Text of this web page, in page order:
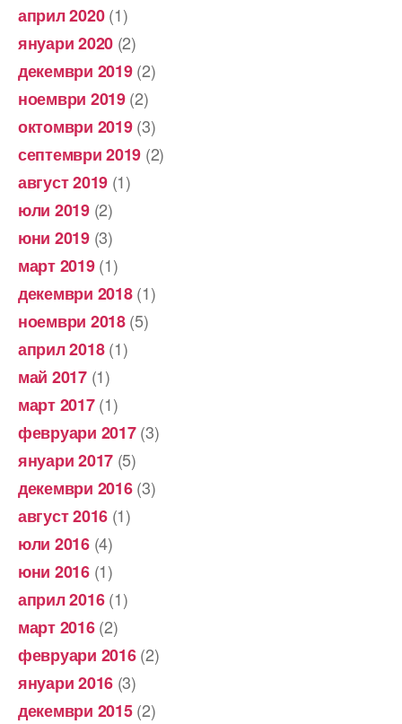
април 2020(1)
януари 2020 (2)
декември 2019(2)
ноември 2019(2)
октомври 2019(3)
септември 2019 (2)
август 2019 (1)
юли 2019(2)
юни 2019(3)
март 2019(1)
декември 2018(1)
ноември 2018(5)
април 2018(1)
май 2017(1)
март 2017(1)
февруари 2017(3)
януари 2017 (5)
декември 2016(3)
август 2016 (1)
юли 2016(4)
юни 2016(1)
април 2016(1)
март 2016(2)
февруари 2016(2)
януари 2016 (3)
декември 2015(2)